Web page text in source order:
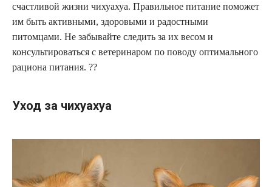
счастливой жизни чихуахуа. Правильное питание поможет
им быть активными, здоровыми и радостными
питомцами. Не забывайте следить за их весом и
консультироваться с ветеринаром по поводу оптимального
рациона питания. ??
Уход за чихуахуа